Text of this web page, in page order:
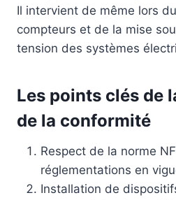
Il intervient de même lors
compteurs et de la mise
tension des systèmes
Les points clés de
de la conformité
Respect de la norme
réglementations en
Installation de